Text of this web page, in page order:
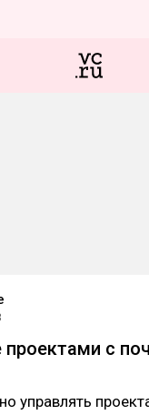
проектами с
управлять